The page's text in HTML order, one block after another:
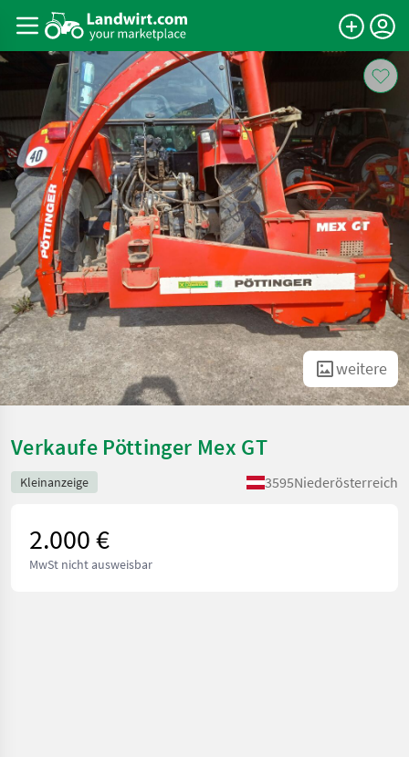
weitere
Verkaufe Pöttinger Mex GT
Kleinanzeige 3595Niederösterreich
2.000 €
MwSt nicht ausweisbar